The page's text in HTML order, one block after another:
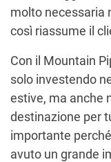
molto necessaria
così riassume il
Con il Mountain
solo investendo
estive, ma anche
destinazione per
importante
avuto un grande